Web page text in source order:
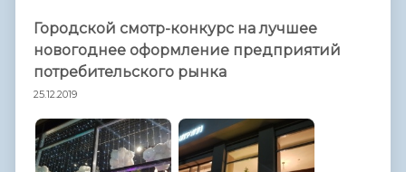
Городской смотр-конкурс на лучшее
новогоднее оформление предприятий
потребительского рынка
25.12.2019